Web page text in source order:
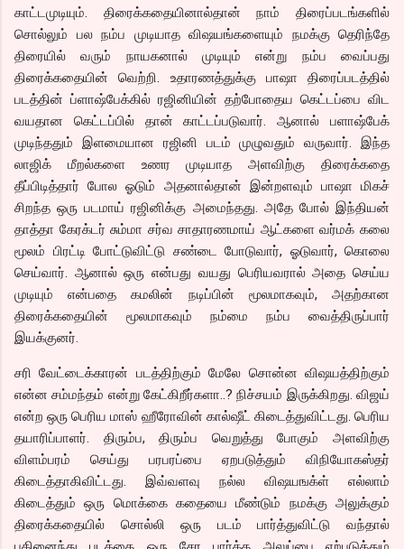
காட்டமுடியும். திரைக்கதையினால்தான் நாம் திரைப்படங்களில்
சொல்லும் பல நம்ப முடியாத விஷயங்களையும் நமக்கு தெரிந்தே
திரையில் வரும் நாயகனால் முடியும் என்று நம்ப வைப்பது
திரைக்கதையின் வெற்றி. உதாரணத்துக்கு பாஷா திரைப்படத்தில்
படத்தின் ப்ளாஷ்பேக்கில் ரஜினியின் தற்போதைய கெட்டப்பை விட
வயதான கெட்டப்பில் தான் காட்டப்படுவார். ஆனால் பளாஷ்பேக்
முடிந்ததும் இளமையான ரஜினி படம் முழுவதும் வருவார். இந்த
லாஜிக் மீறல்களை உணர முடியாத அளவிற்கு திரைக்கதை
தீப்பிடித்தார் போல ஓடும் அதனால்தான் இன்றளவும் பாஷா மிகச்
சிறந்த ஒரு படமாய் ரஜினிக்கு அமைந்தது. அதே போல் இந்தியன்
தாத்தா கேரக்டர் சும்மா சர்வ சாதாரணமாய் ஆட்களை வர்மக் கலை
மூலம் பிரட்டி போட்டுவிட்டு சண்டை போடுவார், ஓடுவார், கொலை
செய்வார். ஆனால் ஒரு என்பது வயது பெரியவரால் அதை செய்ய
முடியும் என்பதை கமலின் நடிப்பின் மூலமாகவும், அதற்கான
திரைக்கதையின் மூலமாகவும் நம்மை நம்ப வைத்திருப்பார்
இயக்குனர்.
சரி வேட்டைக்காரன் படத்திற்கும் மேலே சொன்ன விஷயத்திற்கும்
என்ன சம்மந்தம் என்று கேட்கிறீர்களா..? நிச்சயம் இருக்கிறது. விஜய்
என்ற ஒரு பெரிய மாஸ் ஹீரோவின் கால்ஷீட் கிடைத்துவிட்டது. பெரிய
தயாரிப்பாளர். திரும்ப, திரும்ப வெறுத்து போகும் அளவிற்கு
விளம்பரம் செய்து பரபரப்பை ஏறபடுத்தும் விநியோகஸ்தர்
கிடைத்தாகிவிட்டது. இவ்வளவு நல்ல விஷயஙக்ள் எல்லாம்
கிடைத்தும் ஒரு மொக்கை கதையை மீண்டும் நமக்கு அலுக்கும்
திரைக்கதையில் சொல்லி ஒரு படம் பார்த்துவிட்டு வந்தால்